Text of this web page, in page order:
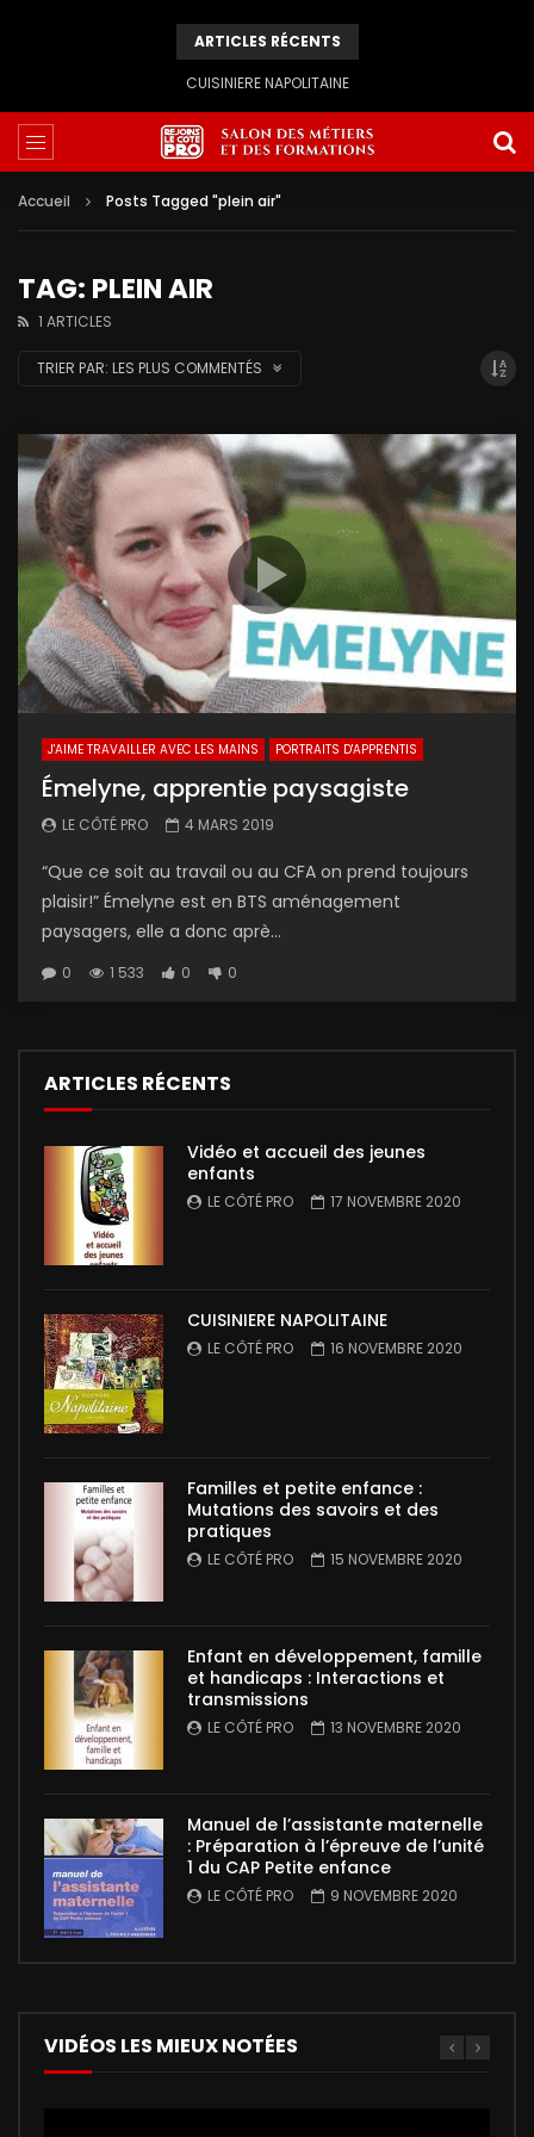
ARTICLES RÉCENTS
CUISINIERE NAPOLITAINE
Accueil Posts Tagged "plein air"
TAG: PLEIN AIR
1 ARTICLES
TRIER PAR: LES PLUS COMMENTÉS
J'AIME TRAVAILLER AVEC LES MAINS PORTRAITS D'APPRENTIS
Émelyne, apprentie paysagiste
LE CÔTÉ PRO 4 MARS 2019
“Que ce soit au travail ou au CFA on prend toujours
plaisir!” Émelyne est en BTS aménagement
paysagers, elle a donc aprè...
0 1 533 0 0
ARTICLES RÉCENTS
Vidéo et accueil des jeunes
enfants
LE CÔTÉ PRO 17 NOVEMBRE 2020
CUISINIERE NAPOLITAINE
LE CÔTÉ PRO 16 NOVEMBRE 2020
Familles et petite enfance :
Mutations des savoirs et des
pratiques
LE CÔTÉ PRO 15 NOVEMBRE 2020
Enfant en développement, famille
et handicaps : Interactions et
transmissions
LE CÔTÉ PRO 13 NOVEMBRE 2020
Manuel de l’assistante maternelle
: Préparation à l’épreuve de l’unité
1 du CAP Petite enfance
LE CÔTÉ PRO 9 NOVEMBRE 2020
VIDÉOS LES MIEUX NOTÉES